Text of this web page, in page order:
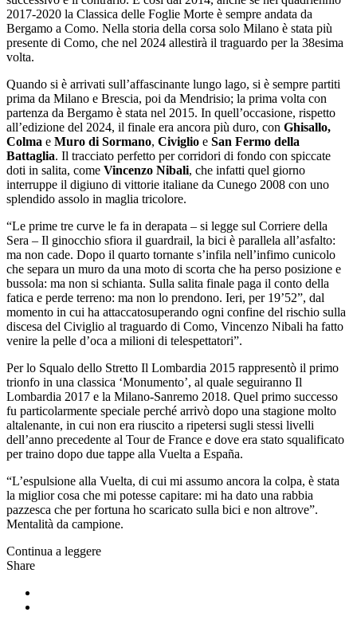
2017-2020 la Classica delle Foglie Morte è sempre andata da
Bergamo a Como. Nella storia della corsa solo Milano è stata più
presente di Como, che nel 2024 allestirà il traguardo per la 38esima
volta.
Quando si è arrivati sull’affascinante lungo lago, si è sempre partiti
prima da Milano e Brescia, poi da Mendrisio; la prima volta con
partenza da Bergamo è stata nel 2015. In quell’occasione, rispetto
all’edizione del 2024, il finale era ancora più duro, con Ghisallo,
Colma e Muro di Sormano, Civiglio e San Fermo della
Battaglia. Il tracciato perfetto per corridori di fondo con spiccate
doti in salita, come Vincenzo Nibali, che infatti quel giorno
interruppe il digiuno di vittorie italiane da Cunego 2008 con uno
splendido assolo in maglia tricolore.
“Le prime tre curve le fa in derapata – si legge sul Corriere della
Sera – Il ginocchio sfiora il guardrail, la bici è parallela all’asfalto:
ma non cade. Dopo il quarto tornante s’infila nell’infimo cunicolo
che separa un muro da una moto di scorta che ha perso posizione e
bussola: ma non si schianta. Sulla salita finale paga il conto della
fatica e perde terreno: ma non lo prendono. Ieri, per 19’52”, dal
momento in cui ha attaccatosuperando ogni confine del rischio sulla
discesa del Civiglio al traguardo di Como, Vincenzo Nibali ha fatto
venire la pelle d’oca a milioni di telespettatori”.
Per lo Squalo dello Stretto Il Lombardia 2015 rappresentò il primo
trionfo in una classica ‘Monumento’, al quale seguiranno Il
Lombardia 2017 e la Milano-Sanremo 2018. Quel primo successo
fu particolarmente speciale perché arrivò dopo una stagione molto
altalenante, in cui non era riuscito a ripetersi sugli stessi livelli
dell’anno precedente al Tour de France e dove era stato squalificato
per traino dopo due tappe alla Vuelta a España.
“L’espulsione alla Vuelta, di cui mi assumo ancora la colpa, è stata
la miglior cosa che mi potesse capitare: mi ha dato una rabbia
pazzesca che per fortuna ho scaricato sulla bici e non altrove”.
Mentalità da campione.
Continua a leggere
Share